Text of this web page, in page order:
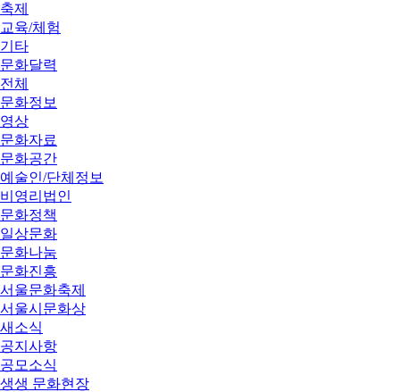
축제
교육/체험
기타
문화달력
전체
문화정보
영상
문화자료
문화공간
예술인/단체정보
비영리법인
문화정책
일상문화
문화나눔
문화진흥
서울문화축제
서울시문화상
새소식
공지사항
공모소식
생생 문화현장